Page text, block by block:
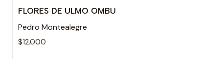
FLORES DE ULMO OMBU
Pedro Montealegre
$12.000